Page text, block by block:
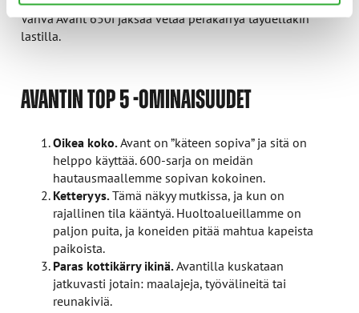
Vahva Avant 650i jaksaa vetää peräkärryä täydelläkin
lastilla.
AVANTIN TOP 5 -OMINAISUUDET
Oikea koko.Avant on ”käteen sopiva” ja sitä on
helppo käyttää. 600-sarja on meidän
hautausmaallemme sopivan kokoinen.
Ketteryys.Tämä näkyy mutkissa, ja kun on
rajallinen tila kääntyä. Huoltoalueillamme on
paljon puita, ja koneiden pitää mahtua kapeista
paikoista.
Paras kottikärry ikinä.Avantilla kuskataan
jatkuvasti jotain: maalajeja, työvälineitä tai
reunakiviä.